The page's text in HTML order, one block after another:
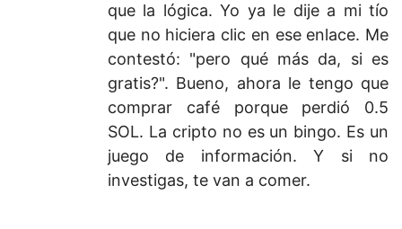
que la lógica. Yo ya le dije a mi tío
que no hiciera clic en ese enlace. Me
contestó: "pero qué más da, si es
gratis?". Bueno, ahora le tengo que
comprar café porque perdió 0.5
SOL. La cripto no es un bingo. Es un
juego de información. Y si no
investigas, te van a comer.